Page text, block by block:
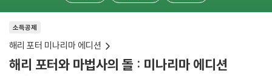
소득공제
해리 포터 미나리마 에디션
해리 포터와 마법사의 돌 : 미나리마 에디션